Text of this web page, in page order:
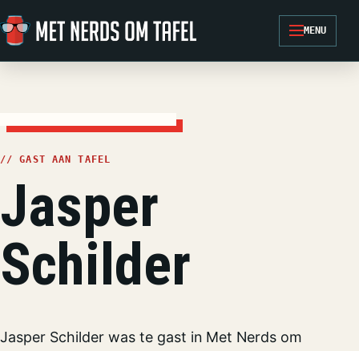
Ga naar de inhoud
MENU
// GAST AAN TAFEL
Jasper
Schilder
Jasper Schilder was te gast in Met Nerds om